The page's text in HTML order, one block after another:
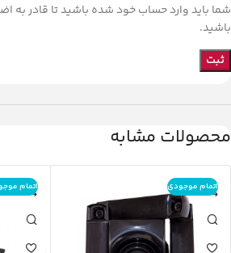
شما باید وارد حساب خود شده باشید تا قادر به
باشید.
محصولات مشابه
اتمام موجودی اتمام